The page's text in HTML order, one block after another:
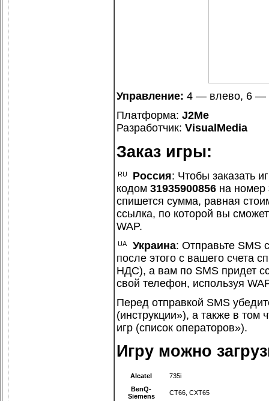
Управление: 4 — влево, 6 —
Платформа: J2Me
Разработчик: VisualMedia
Заказ игры:
Россия: Чтобы заказать
кодом 31935900856 на номер
спишется сумма, равная
ссылка, по которой вы
WAP.
Украина: Отправьте SMS
после этого с вашего счета
НДС), а вам по SMS придет
свой телефон, используя
Перед отправкой SMS
(инструкции»), а также в том
игр (список операторов»).
Игру можно
Alcatel
735i
BenQ-
Siemens
CT66 CXT65